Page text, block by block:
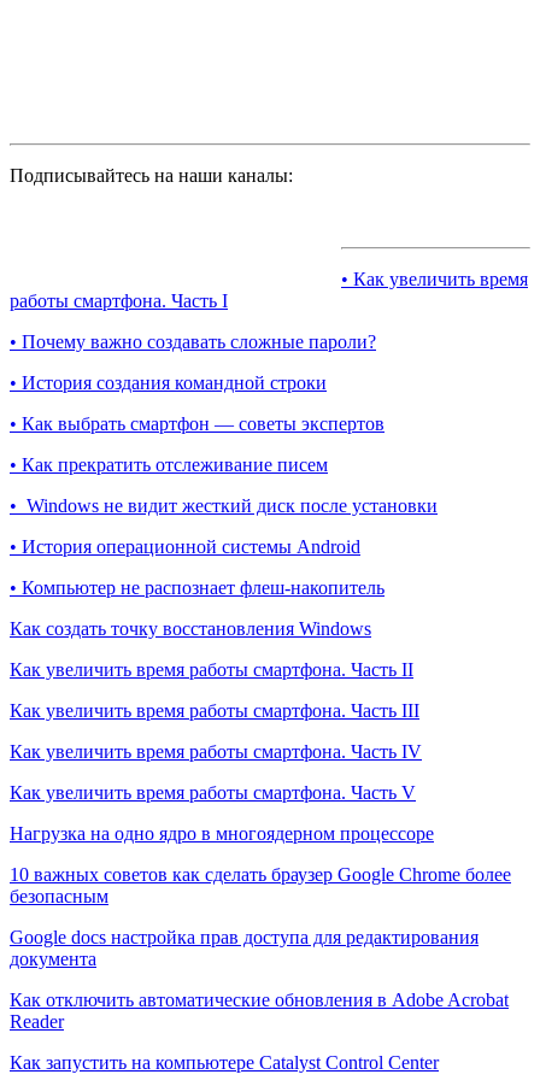
Подписывайтесь на наши каналы:
• Как увеличить время
работы смартфона. Часть I
• Почему важно создавать сложные пароли?
• История создания командной строки
• Как выбрать смартфон — советы экспертов
• Как прекратить отслеживание писем
• Windows не видит жесткий диск после установки
• История операционной системы Android
• Компьютер не распознает флеш-накопитель
Как создать точку восстановления Windows
Как увеличить время работы смартфона. Часть II
Как увеличить время работы смартфона. Часть III
Как увеличить время работы смартфона. Часть IV
Как увеличить время работы смартфона. Часть V
Нагрузка на одно ядро в многоядерном процессоре
10 важных советов как сделать браузер Google Chrome более
безопасным
Google docs настройка прав доступа для редактирования
документа
Как отключить автоматические обновления в Adobe Acrobat
Reader
Как запустить на компьютере Catalyst Control Center